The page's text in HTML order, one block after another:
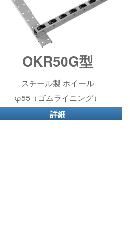
OKR50G型
スチール製 ホイール
φ55（ゴムライニング）
詳細